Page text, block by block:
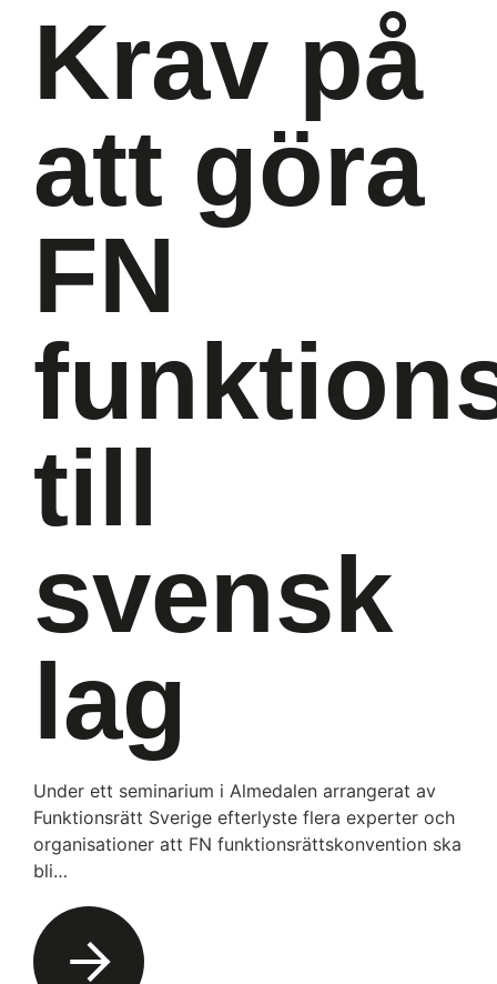
Krav på
att göra
FN
till
svensk
lag
Under ett seminarium i Almedalen arrangerat av
Funktionsrätt Sverige efterlyste flera experter och
organisationer att FN funktionsrättskonvention ska
bli…